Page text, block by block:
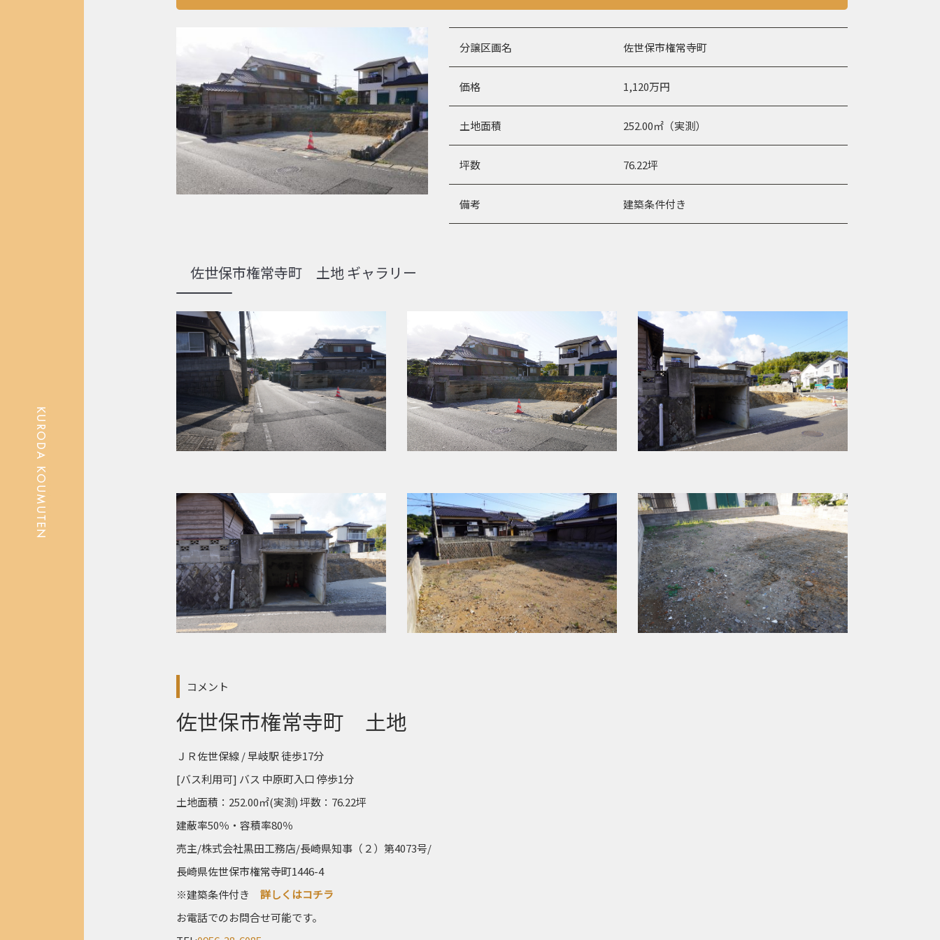
分譲区画名 佐世保市権常寺町
価格 1,120万円
土地面積 252.00㎡（実測）
坪数 76.22坪
備考 建築条件付き
佐世保市権常寺町 土地 ギャラリー
コメント
佐世保市権常寺町 土地
ＪＲ佐世保線 / 早岐駅 徒歩17分
[バス利用可] バス 中原町入口 停歩1分
土地面積：252.00㎡(実測) 坪数：76.22坪
建蔽率50％・容積率80％
売主/株式会社黒田工務店/長崎県知事（２）第4073号/
長崎県佐世保市権常寺町1446-4
※建築条件付き 詳しくはコチラ
お電話でのお問合せ可能です。